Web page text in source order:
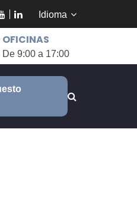
Idioma
OFICINAS
De 9:00 a 17:00